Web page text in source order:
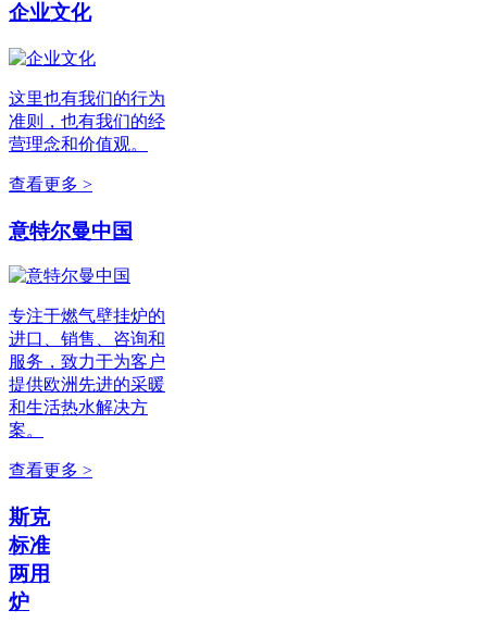
企业文化
这里也有我们的行为
准则，也有我们的经
营理念和价值观。
查看更多 >
意特尔曼中国
专注于燃气壁挂炉的
进口、销售、咨询和
服务，致力于为客户
提供欧洲先进的采暖
和生活热水解决方
案。
查看更多 >
斯克
标准
两用
炉